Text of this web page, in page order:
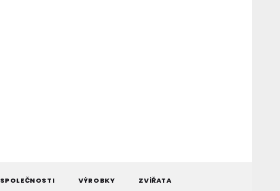
SPOLEČNOSTI VÝROBKY ZVÍŘATA